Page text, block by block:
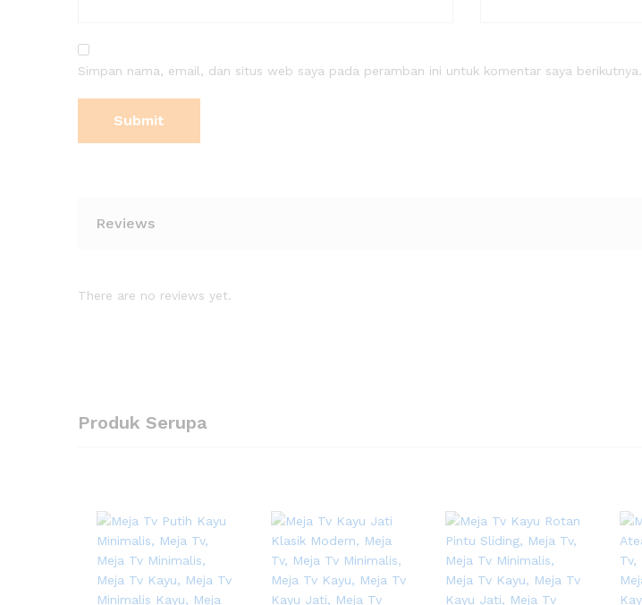
Simpan nama, email, dan situs web saya pada peramban ini untuk komentar saya berikutnya.
Reviews
There are no reviews yet.
Produk Serupa